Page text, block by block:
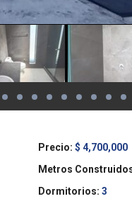
Precio: $ 4,700,000
Metros
Dormitorios: 3